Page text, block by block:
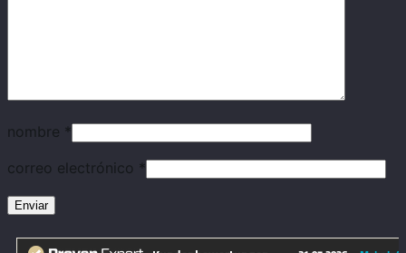
nombre *
correo electrónico *